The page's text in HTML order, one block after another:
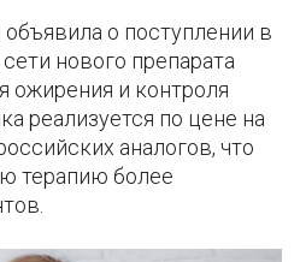
объявила о поступлении в
нового препарата
и контроля
реализуется по цене на
аналогов, что
терапию более